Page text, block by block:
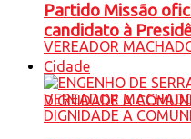
Partido Missão
candidato à
Cidade